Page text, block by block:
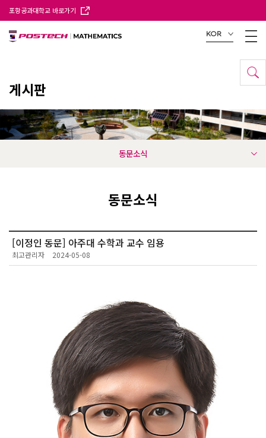
포항공과대학교 바로가기
KOR
게시판
동문소식
동문소식
[이정인 동문] 아주대 수학과 교수 임용
최고관리자 2024-05-08